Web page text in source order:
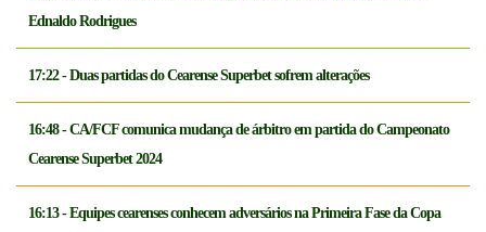
Ednaldo Rodrigues
17:22 - Duas partidas do Cearense Superbet sofrem alterações
16:48 - CA/FCF comunica mudança de árbitro em partida do Campeonato
Cearense Superbet 2024
16:13 - Equipes cearenses conhecem adversários na Primeira Fase da Copa